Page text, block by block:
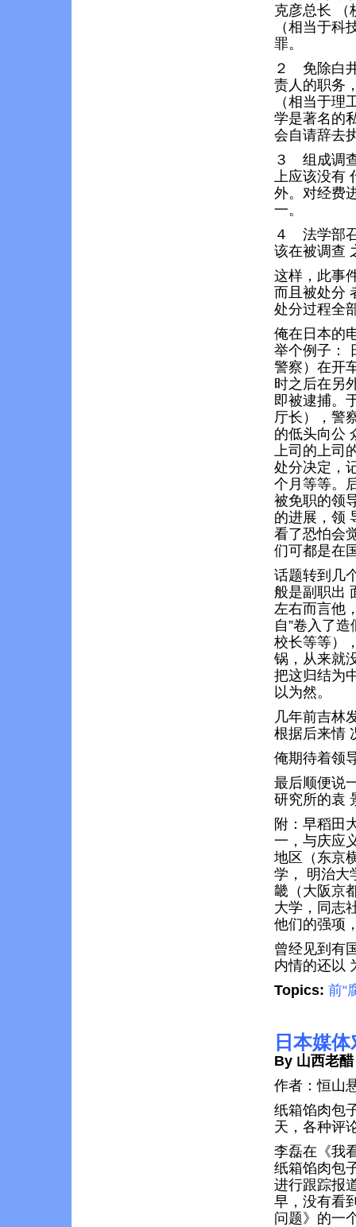
克彦总长 （
（相当于
罪。
２ 免除白
责人的职务
（相当于
学是著名的
会自请辞去
３ 组成调
上应该没有
外。对经费
一。
４ 法学部
该在被调查
这样，此事
而且被处分
处分过程全
俺在日本的
举个例子：
警察）在开
时之后在另
即被逮捕。
厅长），警
的低头向公
上司的上司
处分决定，
个月等等。
被免职的领
的进展，领
看了恐怕会
们可都是在
话题转到几
般是副职出
左右而言他
自”卷入了
校长等等）
锅，从来就
把这归结为
以为然。
几年前吉林
根据后来情
俺期待着领
最后顺便说
研究所的袁
附：早稻
一，与庆应
地区（东京
学， 明治大
畿（大阪京
大学，同志
他们的强项
曾经见到有
内情的还以
Topics: 前“
日本媒
By 山西老醋
作者：恒山
纸箱馅肉包
天，各种评
李磊在《我
纸箱馅肉包
进行跟踪报
早，没有看
问题》的一